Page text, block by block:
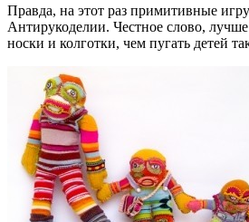
Правда, на этот раз примитивные
Антирукоделии. Честное слово,
носки и колготки, чем пугать детей